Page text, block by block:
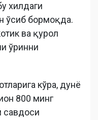
хилдаги
ўсиб бормоқда.
ва қурол
ўринни
кўра, дунё
800 минг
савдоси